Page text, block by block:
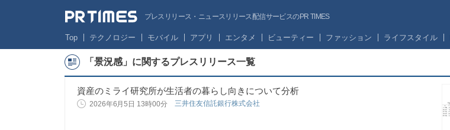
プレスリリース・ニュースリリース配信サービスのPR TIMES
Top テクノロジー モバイル アプリ エンタメ ビューティー ファッション ライフスタイル
「景況感」に関するプレスリリース一覧
資産のミライ研究所が生活者の暮らし向きについて分析
2026年6月5日 13時00分 三井住友信託銀行株式会社